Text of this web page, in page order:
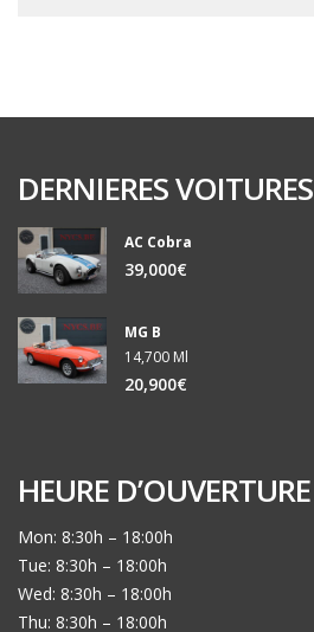
DERNIERES VOITURES
AC Cobra
39,000€
MG B
14,700 Ml
20,900€
HEURE D’OUVERTURE
Mon: 8:30h – 18:00h
Tue: 8:30h – 18:00h
Wed: 8:30h – 18:00h
Thu: 8:30h – 18:00h